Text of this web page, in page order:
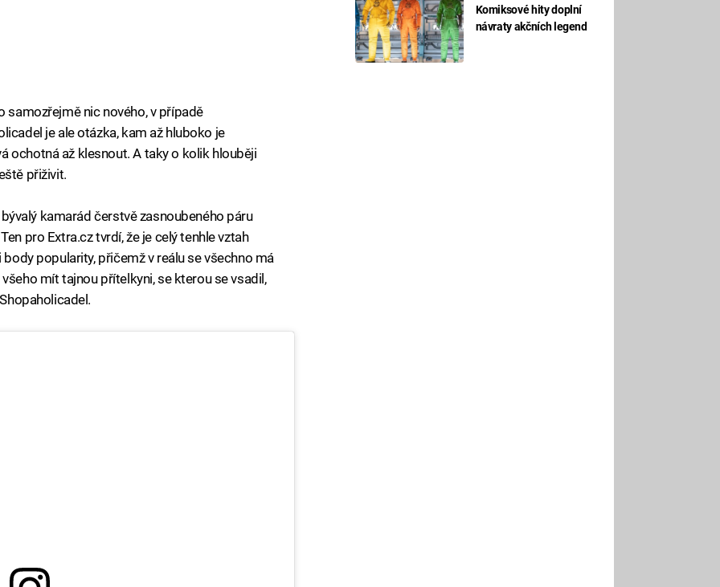
Komiksové hity doplní
návraty akčních legend
samozřejmě nic nového, v případě
je ale otázka, kam až hluboko je
ochotná až klesnout. A taky o kolik hlouběji
přiživit.
kamarád čerstvě zasnoubeného páru
pro Extra.cz tvrdí, že je celý tenhle vztah
popularity, přičemž v reálu se všechno má
mít tajnou přítelkyni, se kterou se vsadil,